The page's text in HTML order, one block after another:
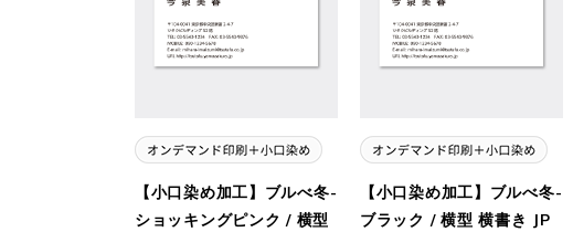
【小口染め加工】ブルべ冬-
ショッキングピンク / 横型
【小口染め加工】ブルべ冬-
ブラック / 横型 横書き JP